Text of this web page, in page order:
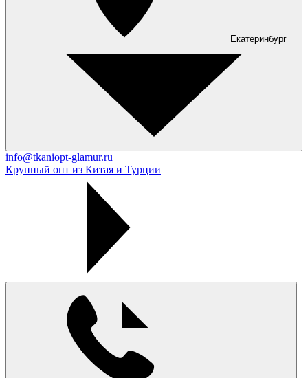
Екатеринбург
info@tkaniopt-glamur.ru
Крупный опт из Китая и Турции